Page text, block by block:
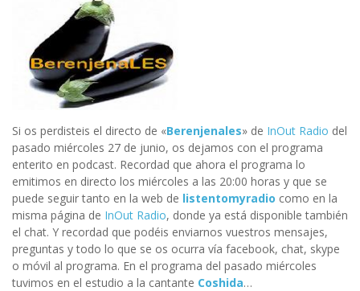
Si os perdisteis el directo de «Berenjenales» de InOut Radio del
pasado miércoles 27 de junio, os dejamos con el programa
enterito en podcast. Recordad que ahora el programa lo
emitimos en directo los miércoles a las 20:00 horas y que se
puede seguir tanto en la web de listentomyradio como en la
misma página de InOut Radio, donde ya está disponible también
el chat. Y recordad que podéis enviarnos vuestros mensajes,
preguntas y todo lo que se os ocurra vía facebook, chat, skype
o móvil al programa. En el programa del pasado miércoles
tuvimos en el estudio a la cantante Coshida…